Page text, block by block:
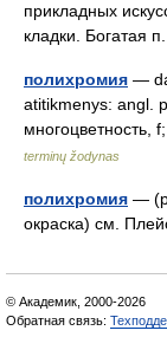
прикладных
кладки.
полихромия —
atitikmenys: angl.
terminų žodynas
полихромия —
окраска) см.
© Академик, 2000-2026
Обратная связь: